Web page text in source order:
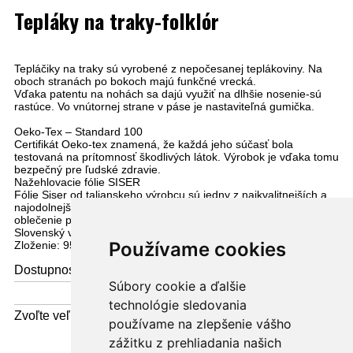
Používame cookies
Súbory cookie a ďalšie
technológie sledovania
používame na zlepšenie vášho
zážitku z prehliadania našich
Tepláky na traky-folklór
Tepláčiky na traky sú vyrobené z nepočesanej teplákoviny. Na
oboch stranách po bokoch majú funkčné vrecká.
Vďaka patentu na nohách sa dajú využiť na dlhšie nosenie-sú
rastúce. Vo vnútornej strane v páse je nastaviteľná gumička.
Oeko-Tex – Standard 100
Certifikát Oeko-tex znamená, že každá jeho súčasť bola
testovaná na prítomnosť škodlivých látok. Výrobok je vďaka tomu
bezpečný pre ľudské zdravie.
Nažehlovacie fólie SISER
Fólie Siser od talianskeho výrobcu sú jedny z najkvalitnejších a
najodolnejších fólií. Nie sú zdraviu škodlivé a používajú sa aj na
oblečenie pre bábätká.
Slovenský výrobca: Janko
Zloženie: 95% bavlna / 5% elastan
Dostupnosť:
Zvoľte veľkosť: